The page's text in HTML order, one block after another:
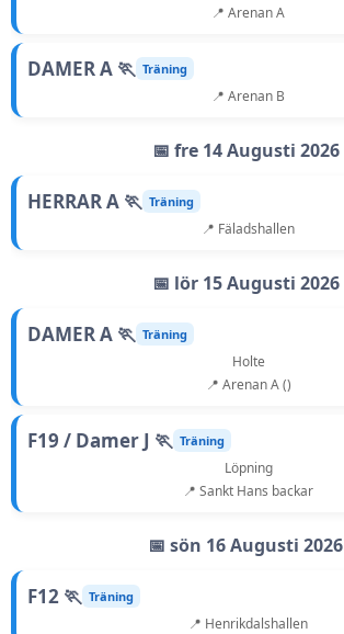
📍 Arenan A
DAMER A 🏃 Träning
📍 Arenan B
📅 fre 14 Augusti 2026
HERRAR A 🏃 Träning
📍 Fäladshallen
📅 lör 15 Augusti 2026
DAMER A 🏃 Träning
Holte
📍 Arenan A ()
F19 / Damer J 🏃 Träning
Löpning
📍 Sankt Hans backar
📅 sön 16 Augusti 2026
F12 🏃 Träning
📍 Henrikdalshallen